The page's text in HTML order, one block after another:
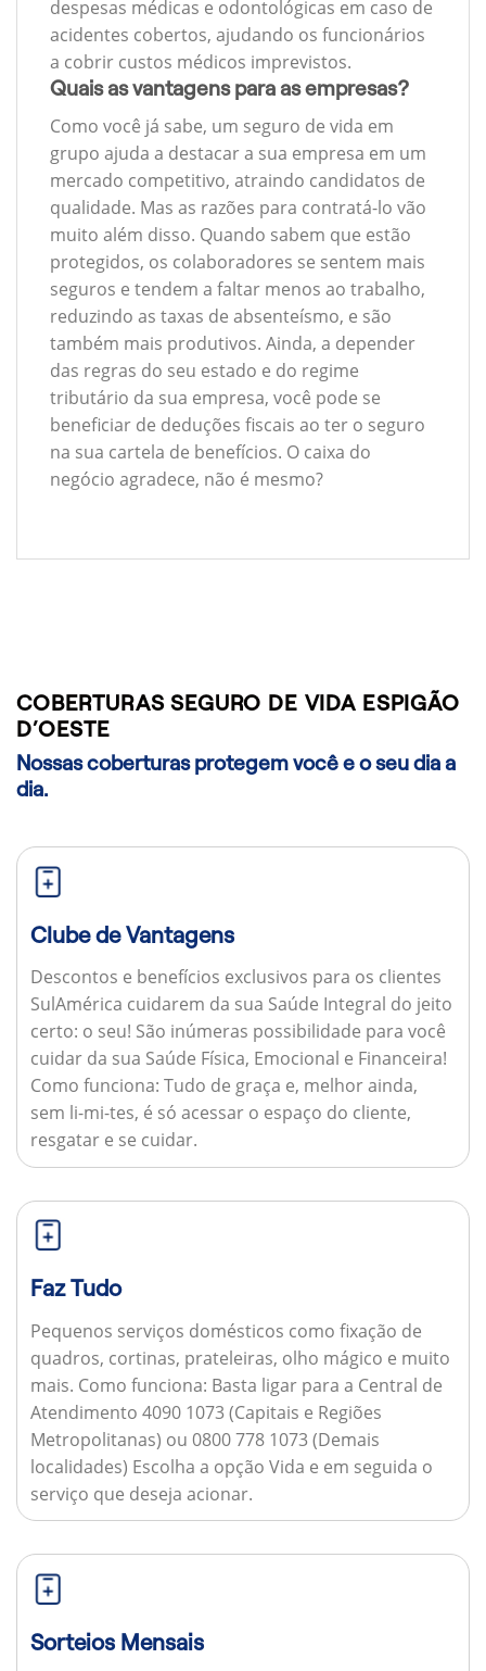
despesas médicas e odontológicas em caso de
acidentes cobertos, ajudando os funcionários
a cobrir custos médicos imprevistos.
Quais as vantagens para as empresas?
Como você já sabe, um seguro de vida em
grupo ajuda a destacar a sua empresa em um
mercado competitivo, atraindo candidatos de
qualidade. Mas as razões para contratá-lo vão
muito além disso. Quando sabem que estão
protegidos, os colaboradores se sentem mais
seguros e tendem a faltar menos ao trabalho,
reduzindo as taxas de absenteísmo, e são
também mais produtivos. Ainda, a depender
das regras do seu estado e do regime
tributário da sua empresa, você pode se
beneficiar de deduções fiscais ao ter o seguro
na sua cartela de benefícios. O caixa do
negócio agradece, não é mesmo?
COBERTURAS SEGURO DE VIDA ESPIGÃO
D’OESTE
Nossas coberturas protegem você e o seu dia a
dia.
Clube de Vantagens
Descontos e benefícios exclusivos para os clientes
SulAmérica cuidarem da sua Saúde Integral do jeito
certo: o seu! São inúmeras possibilidade para você
cuidar da sua Saúde Física, Emocional e Financeira!
Como funciona: Tudo de graça e, melhor ainda,
sem li-mi-tes, é só acessar o espaço do cliente,
resgatar e se cuidar.
Faz Tudo
Pequenos serviços domésticos como fixação de
quadros, cortinas, prateleiras, olho mágico e muito
mais. Como funciona: Basta ligar para a Central de
Atendimento 4090 1073 (Capitais e Regiões
Metropolitanas) ou 0800 778 1073 (Demais
localidades) Escolha a opção Vida e em seguida o
serviço que deseja acionar.
Sorteios Mensais